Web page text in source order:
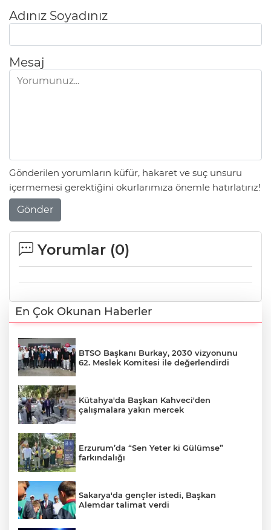
Adınız Soyadınız
Mesaj
Gönderilen yorumların küfür, hakaret ve suç unsuru
içermemesi gerektiğini okurlarımıza önemle hatırlatırız!
Gönder
Yorumlar (0)
En Çok Okunan Haberler
BTSO Başkanı Burkay, 2030 vizyonunu
62. Meslek Komitesi ile değerlendirdi
Kütahya'da Başkan Kahveci'den
çalışmalara yakın mercek
Erzurum’da “Sen Yeter ki Gülümse”
farkındalığı
Sakarya'da gençler istedi, Başkan
Alemdar talimat verdi